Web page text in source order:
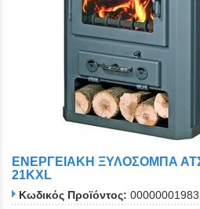
EΝΕΡΓΕΙΑΚΗ ΞΥΛΟΣΟΜΠΑ
21KXL
Κωδικός Προϊόντος: